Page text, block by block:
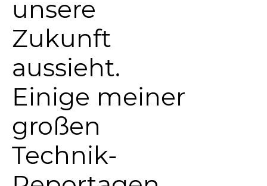
unsere
Zukunft
aussieht.
Einige meiner
großen
Technik-